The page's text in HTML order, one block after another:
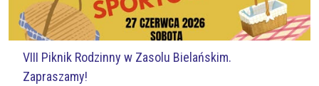
VIII Piknik Rodzinny w Zasolu Bielańskim.
Zapraszamy!